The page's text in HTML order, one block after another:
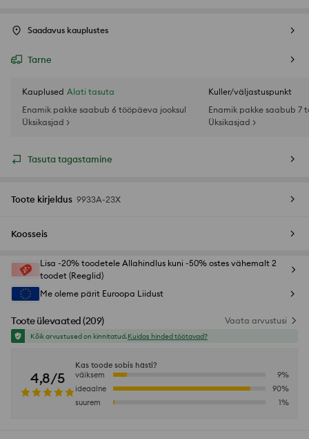
Saadavus kauplustes
Tarne
Kauplused Alati tasuta
Enamik pakke saabub 6 tööpäeva jooksul
Üksikasjad >
Kuller/väljastuspunkt
Enamik pakke saabub 7
Üksikasjad >
Tasuta tagastamine
Toote kirjeldus 9933A-23X
Koosseis
Lisa -20% toodetele Allahindlus kuni -50% ostes vähemalt 2
toodet (Reeglid)
Me oleme pärit Euroopa Liidust
Toote ülevaated (209) Vaata arvustusi
Kõik arvustused on kinnitatud.Kuidas hinded töötavad?
4,8/5
Kas toode sobis hästi?
väiksem
9%
ideaalne
90%
suurem
1%